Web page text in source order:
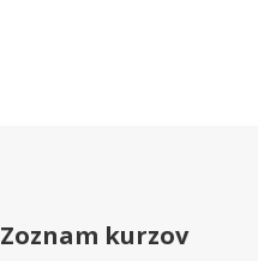
Zoznam kurzov